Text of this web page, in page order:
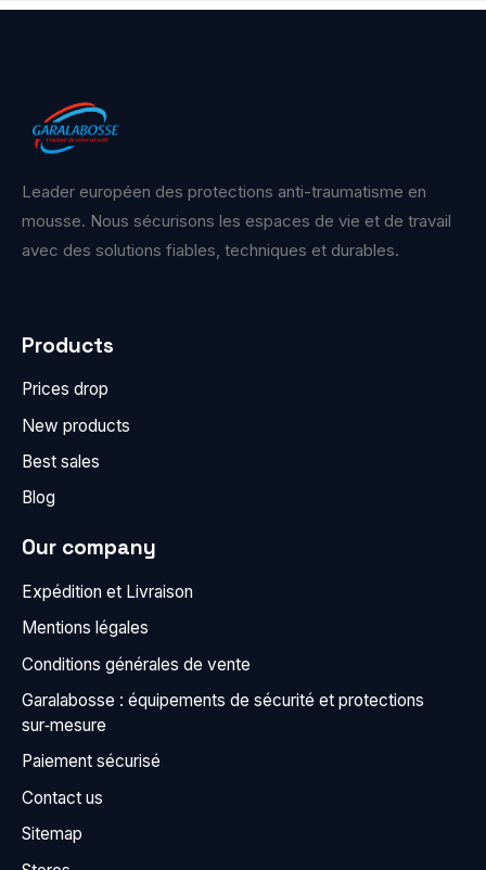
Leader européen des protections anti-traumatisme en
mousse. Nous sécurisons les espaces de vie et de travail
avec des solutions fiables, techniques et durables.
Products
Prices drop
New products
Best sales
Blog
Our company
Expédition et Livraison
Mentions légales
Conditions générales de vente
Garalabosse : équipements de sécurité et protections
sur‑mesure
Paiement sécurisé
Contact us
Sitemap